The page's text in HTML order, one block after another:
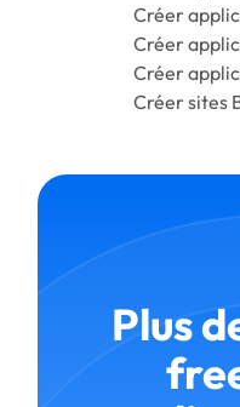
Créer
Créer
Créer
Créer sites
Plus